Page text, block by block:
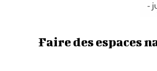
Faire des espaces